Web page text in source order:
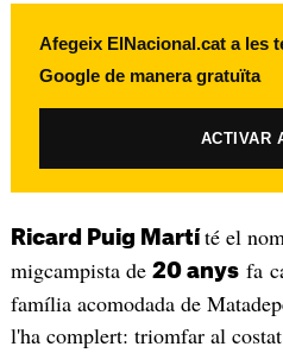
Afegeix ElNacional.cat a les
Google de manera gratuïta
ACTIVAR
Ricard Puig Martí té el
migcampista de 20 anysfa
família acomodada de
l'ha complert: triomfar al